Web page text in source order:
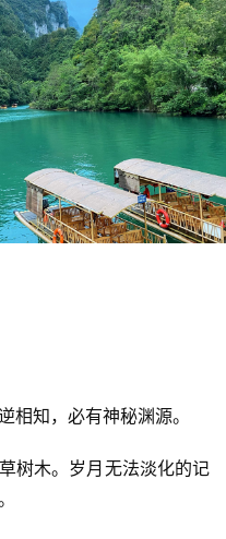
相知，必有神秘渊源。
树木。岁月无法淡化的记